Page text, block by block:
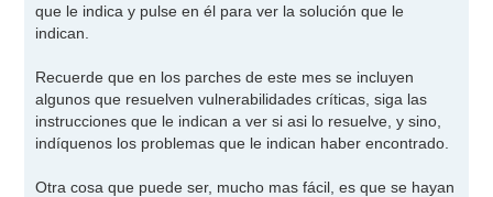
que le indica y pulse en él para ver la solución que le
indican.
Recuerde que en los parches de este mes se incluyen
algunos que resuelven vulnerabilidades críticas, siga las
instrucciones que le indican a ver si asi lo resuelve, y sino,
indíquenos los problemas que le indican haber encontrado.
Otra cosa que puede ser, mucho mas fácil, es que se hayan